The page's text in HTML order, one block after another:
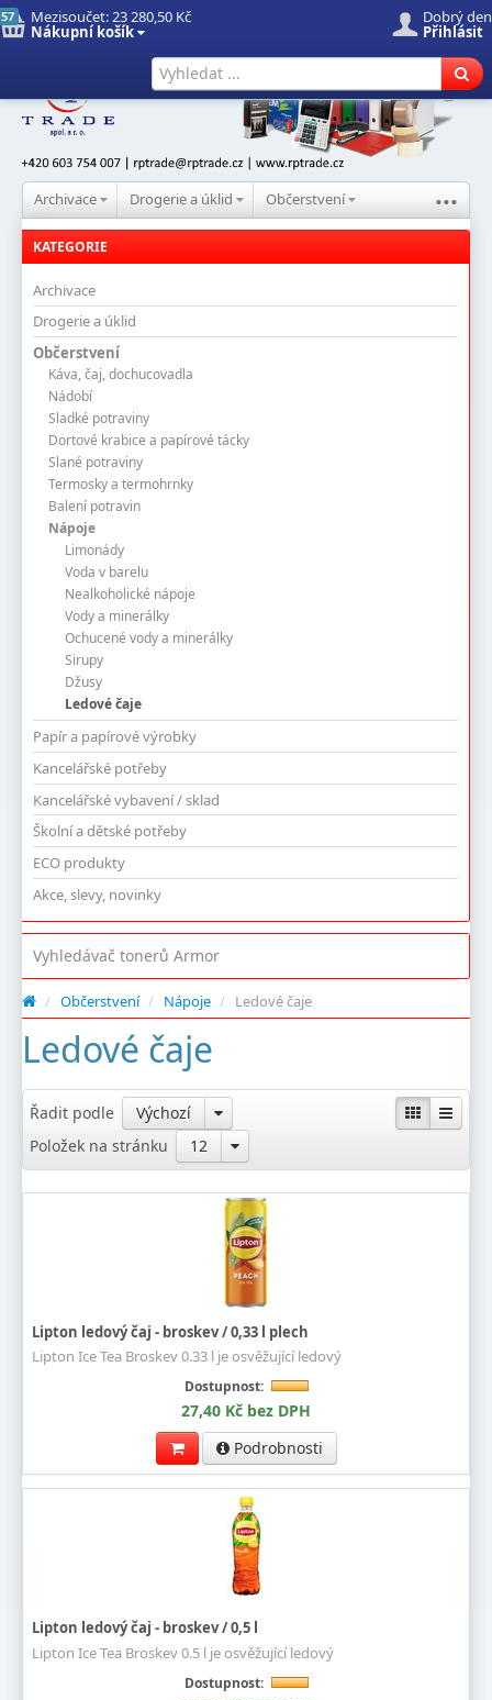
57 Mezisoučet:23 280,50 Kč
Nákupní košík
Dobrý den
Přihlásit
Hledat
Archivace Drogerie a úklid Občerstvení ...
KATEGORIE
Archivace
Drogerie a úklid
Občerstvení
Káva, čaj, dochucovadla
Nádobí
Sladké potraviny
Dortové krabice a papírové tácky
Slané potraviny
Termosky a termohrnky
Balení potravin
Nápoje
Limonády
Voda v barelu
Nealkoholické nápoje
Vody a minerálky
Ochucené vody a minerálky
Sirupy
Džusy
Ledové čaje
Papír a papírové výrobky
Kancelářské potřeby
Kancelářské vybavení / sklad
Školní a dětské potřeby
ECO produkty
Akce, slevy, novinky
Vyhledávač tonerů Armor
/ Občerstvení / Nápoje / Ledové čaje
Ledové čaje
Řadit podle
Výchozí
Položek na stránku
12
Lipton ledový čaj - broskev / 0,33 l plech
Lipton Ice Tea Broskev 0.33 l je osvěžující ledový
Dostupnost:
27,40 Kč bez DPH
Podrobnosti
Lipton ledový čaj - broskev / 0,5 l
Lipton Ice Tea Broskev 0.5 l je osvěžující ledový
Dostupnost: